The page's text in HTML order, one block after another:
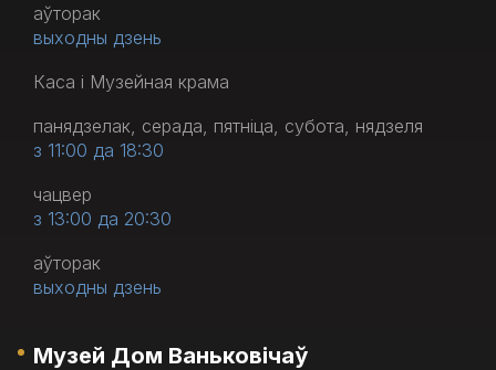
аўторак
выходны дзень
Каса і Музейная крама
панядзелак, серада, пятніца, субота, нядзеля
з 11:00 да 18:30
чацвер
з 13:00 да 20:30
аўторак
выходны дзень
Музей Дом Ваньковічаў